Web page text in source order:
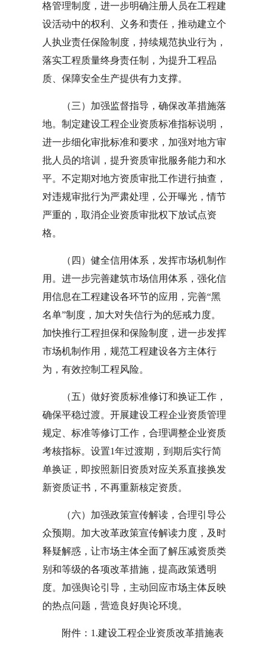
格管理制度，进一步明确注册人员在工程建
设活动中的权利、义务和责任，推动建立个
人执业责任保险制度，持续规范执业行为，
落实工程质量终身责任制，为提升工程品
质、保障安全生产提供有力支撑。
（三）加强监督指导，确保改革措施落
地。制定建设工程企业资质标准指标说明，
进一步细化审批标准和要求，加强对地方审
批人员的培训，提升资质审批服务能力和水
平。不定期对地方资质审批工作进行抽查，
对违规审批行为严肃处理，公开曝光，情节
严重的，取消企业资质审批权下放试点资
格。
（四）健全信用体系，发挥市场机制作
用。进一步完善建筑市场信用体系，强化信
用信息在工程建设各环节的应用，完善“黑
名单”制度，加大对失信行为的惩戒力度。
加快推行工程担保和保险制度，进一步发挥
市场机制作用，规范工程建设各方主体行
为，有效控制工程风险。
（五）做好资质标准修订和换证工作，
确保平稳过渡。开展建设工程企业资质管理
规定、标准等修订工作，合理调整企业资质
考核指标。设置1年过渡期，到期后实行简
单换证，即按照新旧资质对应关系直接换发
新资质证书，不再重新核定资质。
（六）加强政策宣传解读，合理引导公
众预期。加大改革政策宣传解读力度，及时
释疑解惑，让市场主体全面了解压减资质类
别和等级的各项改革措施，提高政策透明
度。加强舆论引导，主动回应市场主体反映
的热点问题，营造良好舆论环境。
附件：1.建设工程企业资质改革措施表